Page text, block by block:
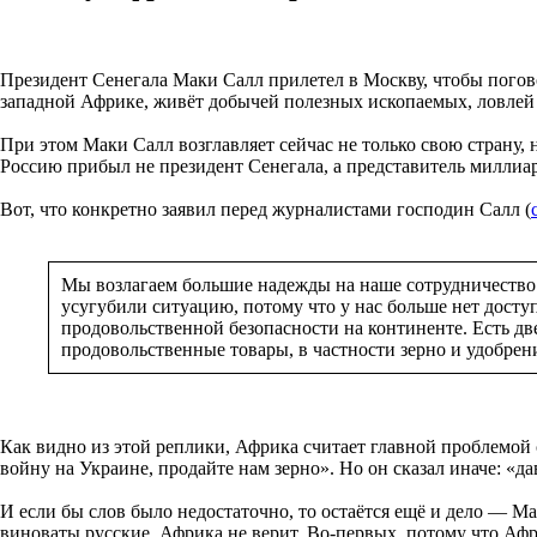
Президент Сенегала Маки Салл прилетел в Москву, чтобы
западной Африке, живёт добычей полезных ископаемых,
При этом Маки Салл возглавляет сейчас не только свою
Россию прибыл не президент Сенегала, а представитель
Вот, что конкретно заявил перед журналистами господин Салл (
Мы возлагаем большие надежды на наше
усугубили ситуацию, потому что у нас больше нет
продовольственной безопасности на континенте.
продовольственные товары, в частности зерно и
Как видно из этой реплики, Африка считает главной
войну на Украине, продайте нам зерно». Но он сказал иначе:
И если бы слов было недостаточно, то остаётся ещё и дело —
виноваты русские, Африка не верит. Во-первых, потому что